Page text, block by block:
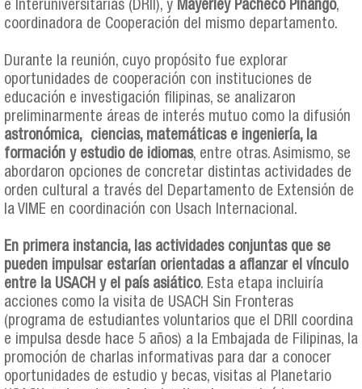
e Interuniversitarias (DRII), y Mayerley Pacheco Piñango,
coordinadora de Cooperación del mismo departamento.
Durante la reunión, cuyo propósito fue explorar
oportunidades de cooperación con instituciones de
educación e investigación filipinas, se analizaron
preliminarmente áreas de interés mutuo como la difusión
astronómica, ciencias, matemáticas e ingeniería, la
formación y estudio de idiomas, entre otras. Asimismo, se
abordaron opciones de concretar distintas actividades de
orden cultural a través del Departamento de Extensión de
la VIME en coordinación con Usach Internacional.
En primera instancia, las actividades conjuntas que se
pueden impulsar estarían orientadas a afianzar el vínculo
entre la USACH y el país asiático. Esta etapa incluiría
acciones como la visita de USACH Sin Fronteras
(programa de estudiantes voluntarios que el DRII coordina
e impulsa desde hace 5 años) a la Embajada de Filipinas, la
promoción de charlas informativas para dar a conocer
oportunidades de estudio y becas, visitas al Planetario